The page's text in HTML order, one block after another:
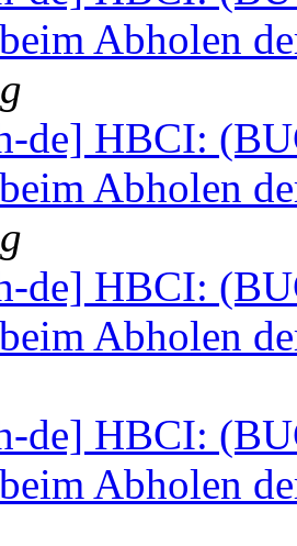
Abholen
de] HBCI:
Abholen
de] HBCI:
Abholen
de] HBCI:
Abholen